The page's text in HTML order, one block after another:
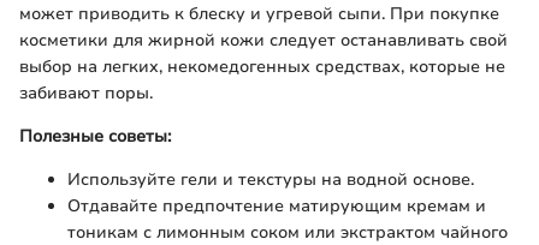
может приводить к блеску и угревой сыпи. При покупке
косметики для жирной кожи следует останавливать свой
выбор на легких, некомедогенных средствах, которые не
забивают поры.
Полезные советы:
Используйте гели и текстуры на водной основе.
Отдавайте предпочтение матирующим кремам и
тоникам с лимонным соком или экстрактом чайного